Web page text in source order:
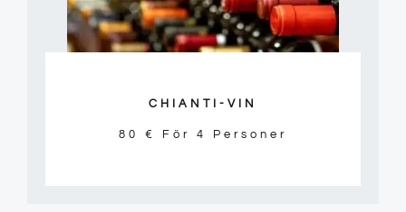
CHIANTI-VIN
80 € För 4 Personer